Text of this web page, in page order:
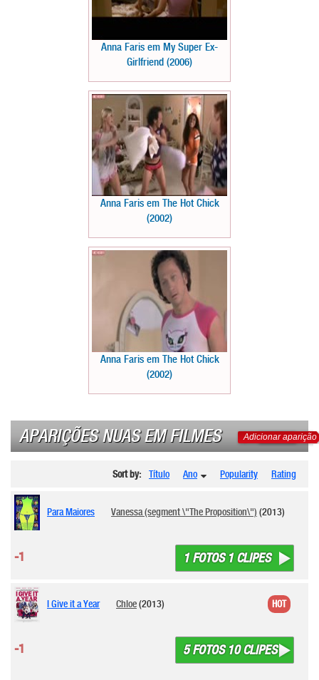
Anna Faris em My Super Ex-
Girlfriend (2006)
Anna Faris em The Hot Chick
(2002)
Anna Faris em The Hot Chick
(2002)
APARIÇÕES NUAS EM FILMES Adicionar aparição
Sort by: Título Ano Popularity Rating
Para Maiores Vanessa (segment \"The Proposition\") (2013)
1 FOTOS 1 CLIPES
-1
I Give it a Year Chloe(2013)
5 FOTOS 10 CLIPES
-1
HOT